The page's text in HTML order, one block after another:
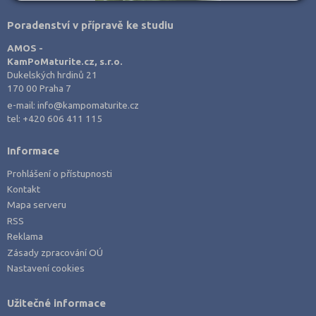
Poradenství v přípravě ke studiu
AMOS -
KamPoMaturite.cz, s.r.o.
Dukelských hrdinů 21
170 00 Praha 7
e-mail:info@kampomaturite.cz
tel: +420 606 411 115
Informace
Prohlášení o přístupnosti
Kontakt
Mapa serveru
RSS
Reklama
Zásady zpracování OÚ
Nastavení cookies
Užitečné informace